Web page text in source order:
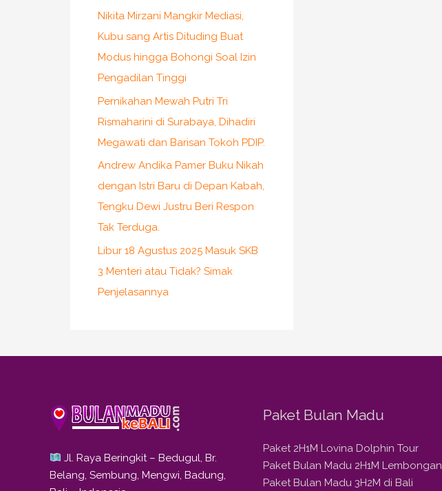
Nikita Mirzani Mangkir Mediasi,
Kubu sang Artis Dituding Buat
Modus hingga Bohongi Soal Izin
Pengadilan Tinggi
Pernikahan Mewah Putri Tri
Rismaharini di Surabaya, Dihadiri
Megawati dan Barisan Tokoh PDIP.
Andrew Andika Pamer Buku Nikah
dengan Istri Baru di Depan Kabah,
Tengku Dewi Justru Beri Respon
Tak Terduga.
Libur 18 Agustus 2025 Masuk SKB
3 Menteri atau Tidak? Simak
Penjelasannya
Jl. Raya Beringkit – Bedugul, Br.
Belang, Sembung, Mengwi, Badung,
Paket Bulan Madu
Paket 2H1M Lovina Dolphin Tour
Paket Bulan Madu 2H1M Lembongan
Paket Bulan Madu 3H2M di Bali